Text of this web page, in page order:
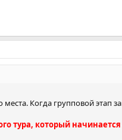
Когда групповой этап
тура, который начинается